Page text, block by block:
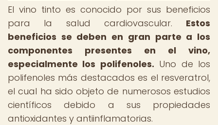
El vino tinto es conocido por sus beneficios
para la salud cardiovascular. Estos
beneficios se deben en gran parte a los
componentes presentes en el vino,
especialmente los polifenoles. Uno de los
polifenoles más destacados es el resveratrol,
el cual ha sido objeto de numerosos estudios
científicos debido a sus propiedades
antioxidantes y antiinflamatorias.